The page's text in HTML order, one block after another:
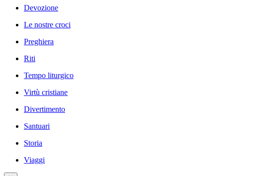
Devozione
Le nostre croci
Preghiera
Riti
Tempo liturgico
Virtù cristiane
Divertimento
Santuari
Storia
Viaggi